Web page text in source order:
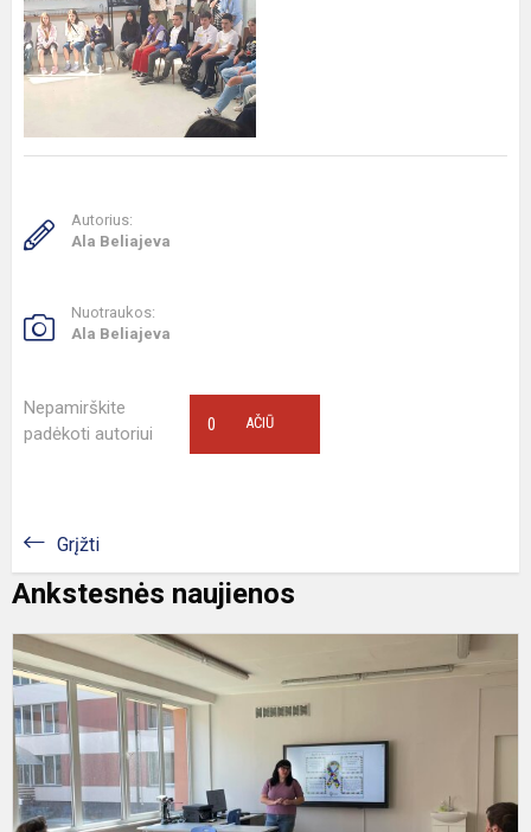
Autorius:
Ala Beliajeva
Nuotraukos:
Ala Beliajeva
Nepamirškite
padėkoti autoriui
AČIŪ
0
Grįžti
Ankstesnės naujienos